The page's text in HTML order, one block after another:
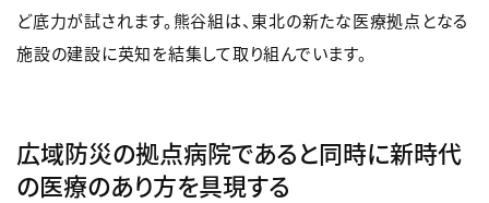
ど底力が試されます。熊谷組は、東北の新たな医療拠点となる
施設の建設に英知を結集して取り組んでいます。
広域防災の拠点病院であると同時に新時代
の医療のあり方を具現する